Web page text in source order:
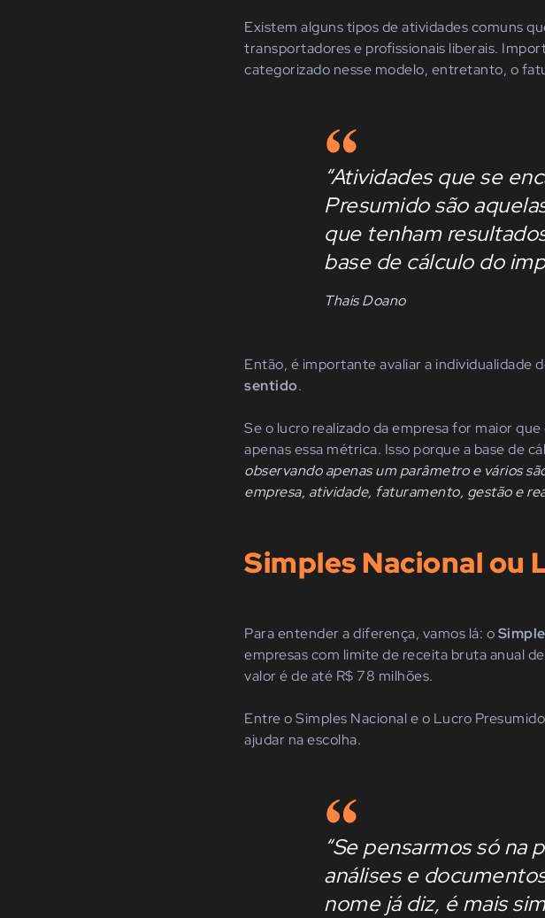
Existem alguns tipos de atividades comuns
transportadores e profissionais liberais.
categorizado nesse modelo, entretanto, o
“Atividades que se
Presumido são
que tenham
base de cálculo do
Thais Doano
Então, é importante avaliar a individualidade
sentido.
Se o lucro realizado da empresa for maior
apenas essa métrica. Isso porque a base de
observando apenas um parâmetro e vários
empresa, atividade, faturamento, gestão e
Simples Nacional ou
Para entender a diferença, vamos lá: o
empresas com limite de receita bruta anual
valor é de até R$ 78 milhões.
Entre o Simples Nacional e o Lucro
ajudar na escolha.
“Se pensarmos só na
análises e
nome já diz, é mais